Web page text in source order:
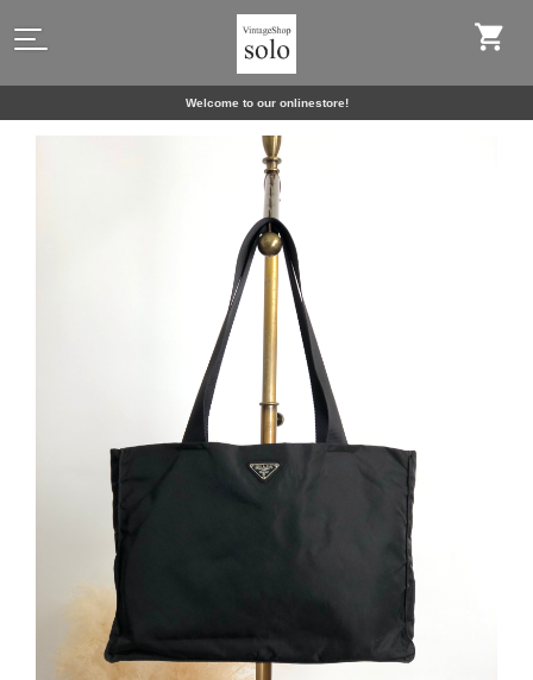
Welcome to our onlinestore!